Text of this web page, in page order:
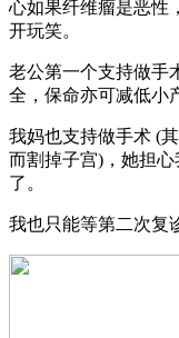
心如果纤维瘤是恶性
开玩笑。
老公第一个支持做手
全，保命亦可减低小
我妈也支持做手术 (
而割掉子宫)，她担
了。
我也只能等第二次复